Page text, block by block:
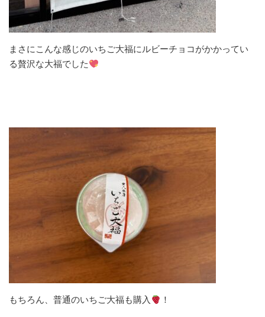
まさにこんな感じのいちご大福にルビーチョコがかかってい
る贅沢な大福でした
もちろん、普通のいちご大福も購入 ！